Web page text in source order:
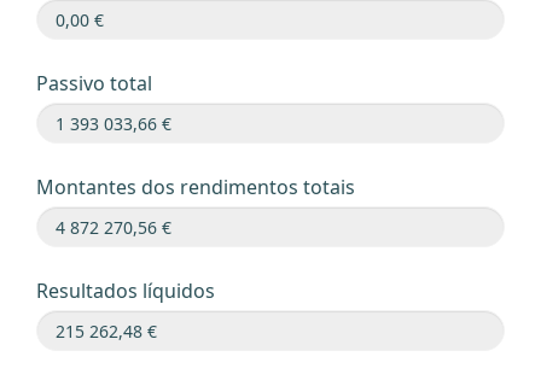
Passivo total
Montantes dos rendimentos totais
Resultados líquidos